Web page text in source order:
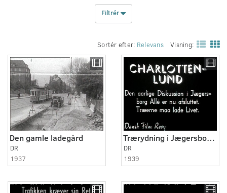
Filtrér
Sortér efter: Relevans Visning:
Den gamle ladegård
DR
1937
Trærydning i Jægersborg allé
DR
1939